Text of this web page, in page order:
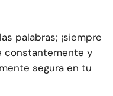
palabras; ¡siempre
constantemente y
segura en tu